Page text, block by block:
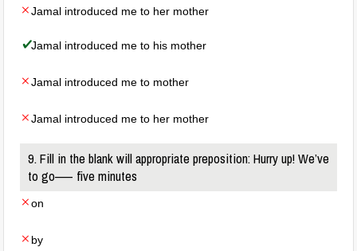
Jamal introduced me to her mother
Jamal introduced me to his mother
Jamal introduced me to mother
Jamal introduced me to her mother
9. Fill in the blank will appropriate preposition: Hurry up! We’ve
to go—– five minutes
on
by